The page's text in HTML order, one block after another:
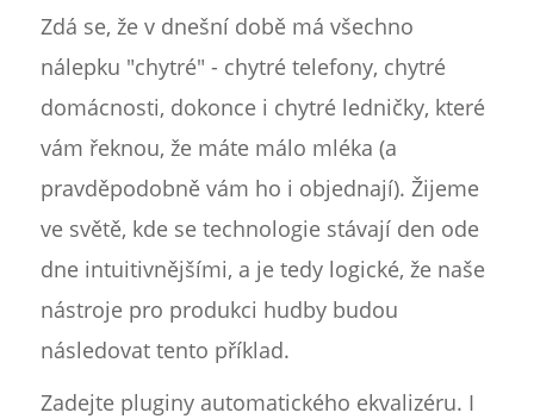
Zdá se, že v dnešní době má všechno
nálepku "chytré" - chytré telefony, chytré
domácnosti, dokonce i chytré ledničky, které
vám řeknou, že máte málo mléka (a
pravděpodobně vám ho i objednají). Žijeme
ve světě, kde se technologie stávají den ode
dne intuitivnějšími, a je tedy logické, že naše
nástroje pro produkci hudby budou
následovat tento příklad.
Zadejte pluginy automatického ekvalizéru. I